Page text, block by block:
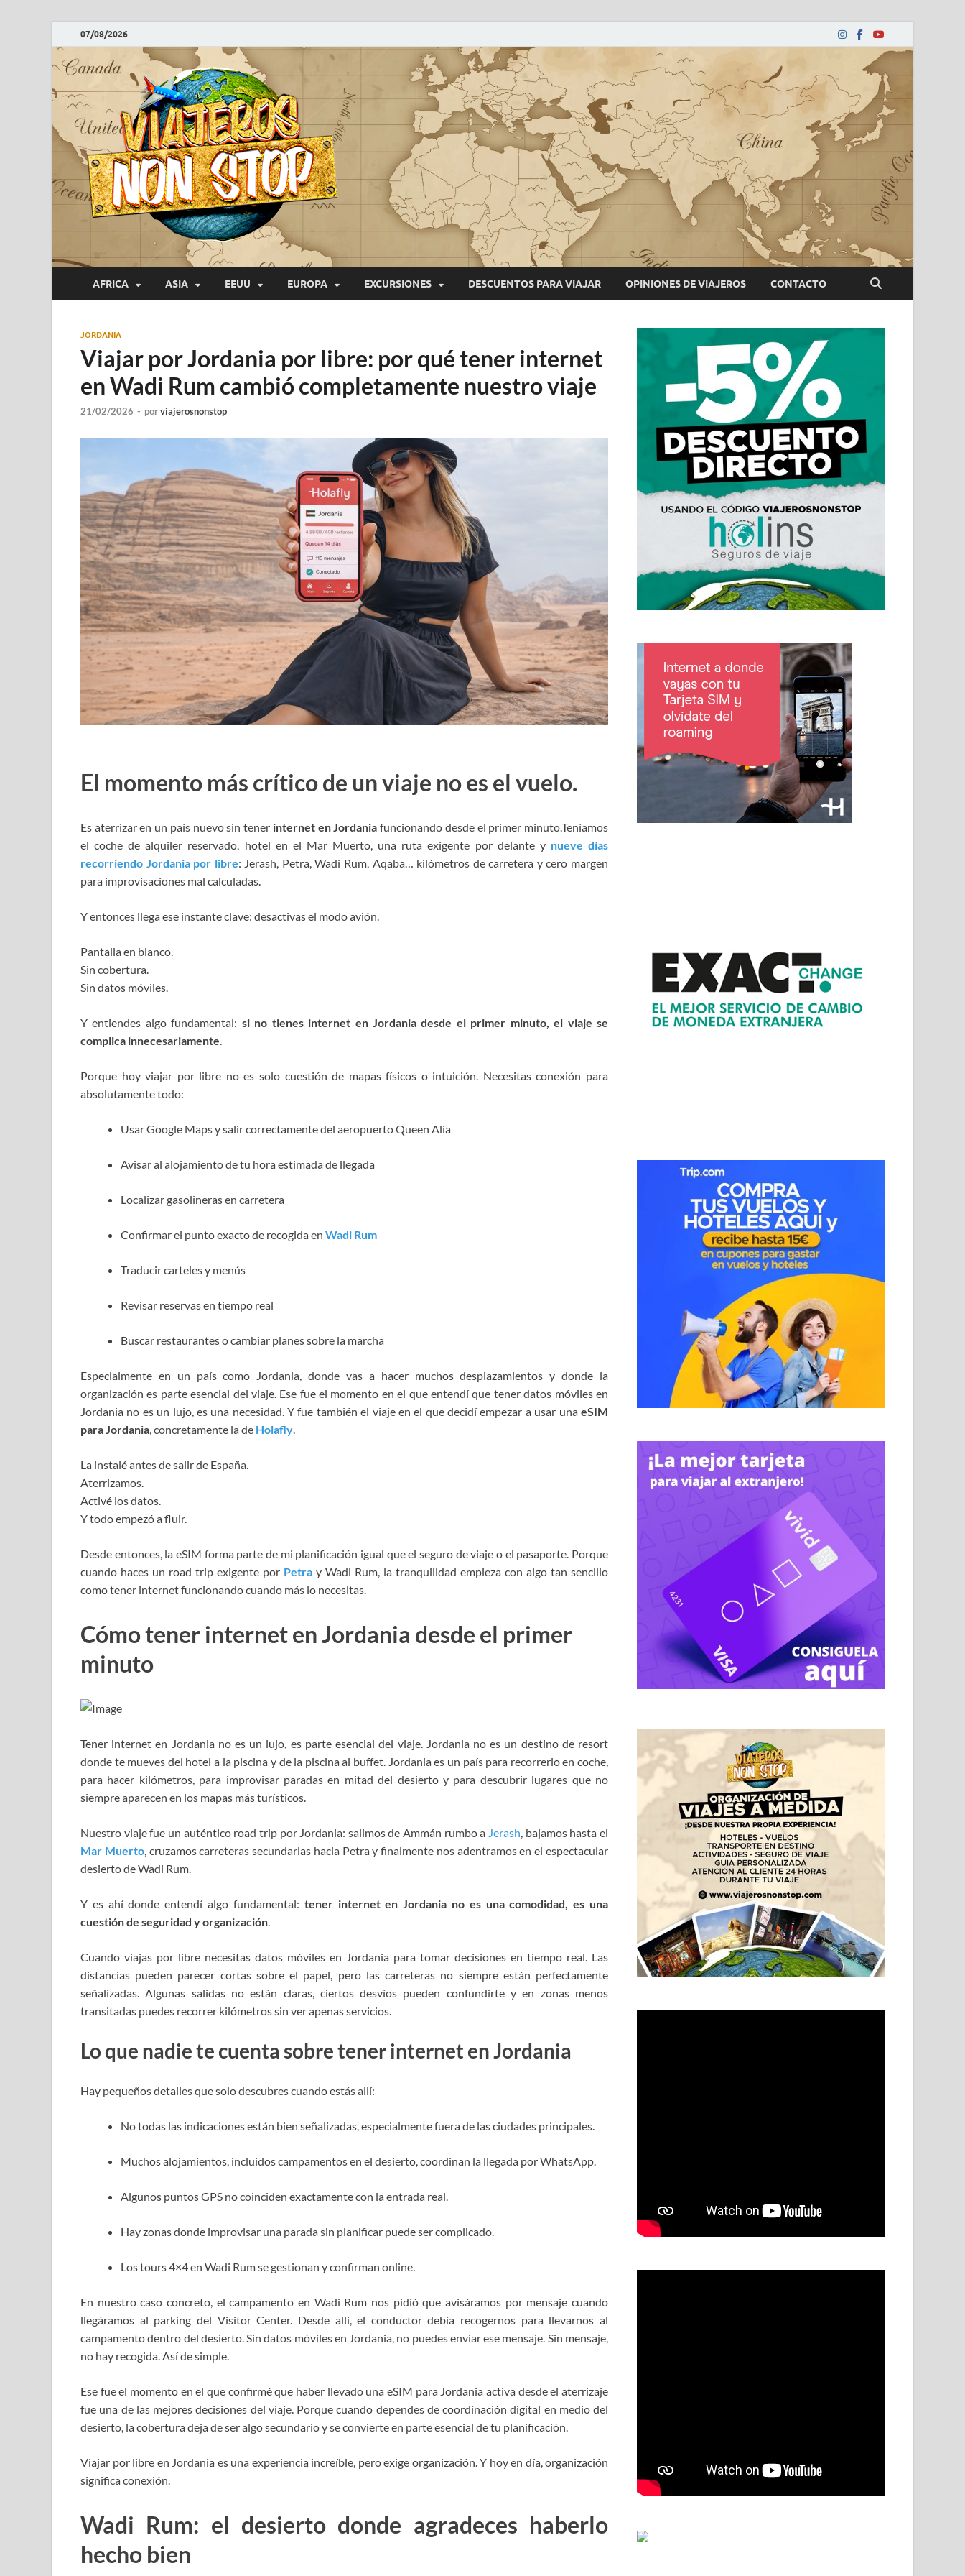
07/08/2026
VIAJEROS NONSTOP
AFRICA ASIA EEUU EUROPA EXCURSIONES DESCUENTOS PARA VIAJAR OPINIONES DE VIAJEROS CONTACTO
JORDANIA
Viajar por Jordania por libre: por qué tener internet
en Wadi Rum cambió completamente nuestro viaje
21/02/2026 - porviajerosnonstop
El momento más crítico de un viaje no es el vuelo.
Es aterrizar en un país nuevo sin tener internet en Jordania funcionando desde el primer minuto.Teníamos
el coche de alquiler reservado, hotel en el Mar Muerto, una ruta exigente por delante y nueve días
recorriendo Jordania por libre: Jerash, Petra, Wadi Rum, Aqaba… kilómetros de carretera y cero margen
para improvisaciones mal calculadas.
Y entonces llega ese instante clave: desactivas el modo avión.
Pantalla en blanco.
Sin cobertura.
Sin datos móviles.
Y entiendes algo fundamental: si no tienes internet en Jordania desde el primer minuto, el viaje se
complica innecesariamente.
Porque hoy viajar por libre no es solo cuestión de mapas físicos o intuición. Necesitas conexión para
absolutamente todo:
Usar Google Maps y salir correctamente del aeropuerto Queen Alia
Avisar al alojamiento de tu hora estimada de llegada
Localizar gasolineras en carretera
Confirmar el punto exacto de recogida en Wadi Rum
Traducir carteles y menús
Revisar reservas en tiempo real
Buscar restaurantes o cambiar planes sobre la marcha
Especialmente en un país como Jordania, donde vas a hacer muchos desplazamientos y donde la
organización es parte esencial del viaje. Ese fue el momento en el que entendí que tener datos móviles en
Jordania no es un lujo, es una necesidad. Y fue también el viaje en el que decidí empezar a usar una eSIM
para Jordania, concretamente la de Holafly.
La instalé antes de salir de España.
Aterrizamos.
Activé los datos.
Y todo empezó a fluir.
Desde entonces, la eSIM forma parte de mi planificación igual que el seguro de viaje o el pasaporte. Porque
cuando haces un road trip exigente por Petra y Wadi Rum, la tranquilidad empieza con algo tan sencillo
como tener internet funcionando cuando más lo necesitas.
Cómo tener internet en Jordania desde el primer
minuto
Tener internet en Jordania no es un lujo, es parte esencial del viaje. Jordania no es un destino de resort
donde te mueves del hotel a la piscina y de la piscina al buffet. Jordania es un país para recorrerlo en coche,
para hacer kilómetros, para improvisar paradas en mitad del desierto y para descubrir lugares que no
siempre aparecen en los mapas más turísticos.
Nuestro viaje fue un auténtico road trip por Jordania: salimos de Ammán rumbo a Jerash , bajamos hasta el
Mar Muerto, cruzamos carreteras secundarias hacia Petra y finalmente nos adentramos en el espectacular
desierto deWadi Rum
Y es ahí donde entendí algo fundamental: tener internet en Jordania no es una comodidad, es una
cuestión de seguridad y organización
Cuando viajas por libre necesitas datos móviles en Jordania para tomar decisiones en tiempo real. Las
distancias pueden parecer cortas sobre el papel, pero las carreteras no siempre están perfectamente
señalizadas. Algunas salidas no están claras, ciertos desvíos pueden confundirte y en zonas menos
transitadas puedes recorrer kilómetros sin ver apenas servicios.
Lo que nadie te cuenta sobre tener internet en Jordania
Hay pequeños detalles que solo descubres cuando estás allí:
No todas las indicaciones están bien señalizadas, especialmente fuera de las ciudades principales.
Muchos alojamientos, incluidos campamentos en el desierto, coordinan la llegada por WhatsApp.
Algunos puntos GPS no coinciden exactamente con la entrada real.
Hay zonas donde improvisar una parada sin planificar puede ser complicado.
Los tours 4×4 en Wadi Rum se gestionan y confirman online.
En nuestro caso concreto, el campamento en Wadi Rum nos pidió que avisáramos por mensaje cuando
llegáramos al parking del Visitor Center. Desde allí, el conductor debía recogernos para llevarnos al
campamento dentro del desierto. Sin datos móviles en Jordania, no puedes enviar ese mensaje. Sin mensaje,
no hay recogida. Así de simple.
Ese fue el momento en el que confirmé que haber llevado una eSIM para Jordania activa desde el aterrizaje
fue una de las mejores decisiones del viaje. Porque cuando dependes de coordinación digital en medio del
desierto, la cobertura deja de ser algo secundario y se convierte en parte esencial de tu planificación.
Viajar por libre en Jordania es una experiencia increíble, pero exige organización. Y hoy en día, organización
significa conexión.
Wadi Rum: el desierto donde agradeces haberlo
hecho bien